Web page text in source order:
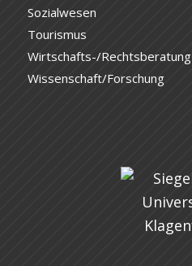
Sozialwesen
Tourismus
Wirtschafts-/Rechtsberatung
Wissenschaft/Forschung